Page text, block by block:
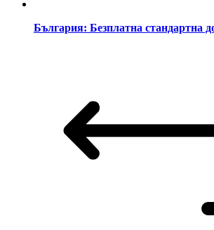
България: Безплатна стандартна